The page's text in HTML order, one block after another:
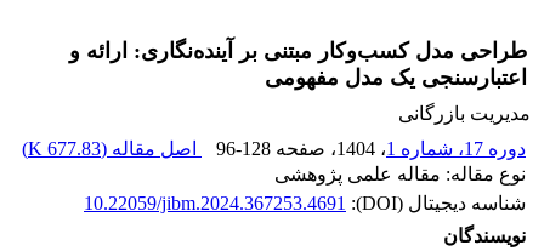
طراحی مدل‌ کسب‌وکار مبتنی بر آینده‌نگاری: ارائه و
اعتبارسنجی یک مدل مفهومی
مدیریت بازرگانی
دوره 17، شماره 1
، 1404 ، صفحه 96-128 اصل مقاله (677.83 K
)
نوع مقاله: مقاله علمی پژوهشی
شناسه دیجیتال (DOI):
10.22059/jibm.2024.367253.4691
نویسندگان